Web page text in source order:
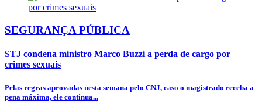
SEGURANÇA PÚBLICA
STJ condena ministro Marco Buzzi a perda de cargo por
crimes sexuais
Pelas regras aprovadas nesta semana pelo CNJ, caso o magistrado receba a
pena máxima, ele continua...